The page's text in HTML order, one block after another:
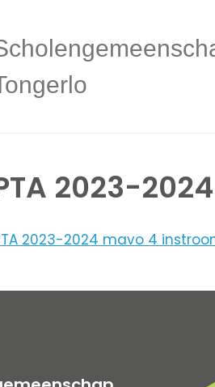
2023-
2023-2024 mavo 4